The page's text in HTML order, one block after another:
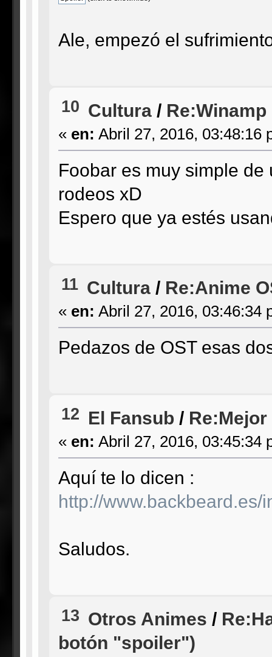
Ale, empezó el
10 Cultura/ Re:Winamp
« en: Abril 27, 2016, 03:48:16
Foobar es muy simple
rodeos xD
Espero que ya estés
11 Cultura/ Re:Anime
« en: Abril 27, 2016, 03:46:34
Pedazos de OST esas
12 El Fansub /
« en: Abril 27, 2016, 03:45:34
Aquí te lo dicen :
http://
Saludos.
13 Otros Animes /
botón "spoiler")